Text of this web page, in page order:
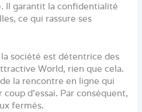
Il garantit la confidentialité
ce qui rassure ses
société est détentrice des
World, rien que cela.
la rencontre en ligne qui
coup d’essai. Par conséquent,
fermés.